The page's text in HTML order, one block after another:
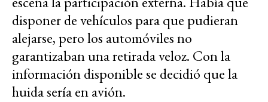
disponer de vehículos para que pudieran
alejarse, pero los automóviles no
garantizaban una retirada veloz. Con la
información disponible se decidió que la
huida sería en avión.